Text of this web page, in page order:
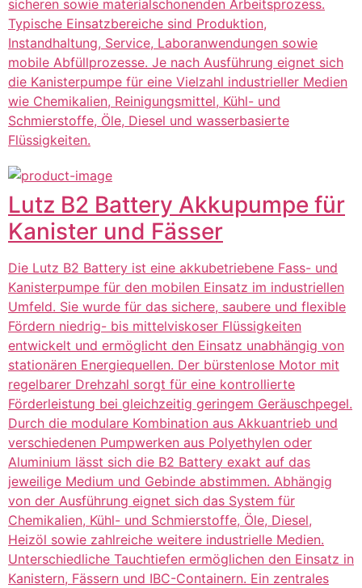
sicheren sowie materialschonenden Arbeitsprozess.
Typische Einsatzbereiche sind Produktion,
Instandhaltung, Service, Laboranwendungen sowie
mobile Abfüllprozesse. Je nach Ausführung eignet sich
die Kanisterpumpe für eine Vielzahl industrieller Medien
wie Chemikalien, Reinigungsmittel, Kühl- und
Schmierstoffe, Öle, Diesel und wasserbasierte
Flüssigkeiten.
Lutz B2 Battery Akkupumpe für
Kanister und Fässer
Die Lutz B2 Battery ist eine akkubetriebene Fass- und
Kanisterpumpe für den mobilen Einsatz im industriellen
Umfeld. Sie wurde für das sichere, saubere und flexible
Fördern niedrig- bis mittelviskoser Flüssigkeiten
entwickelt und ermöglicht den Einsatz unabhängig von
stationären Energiequellen. Der bürstenlose Motor mit
regelbarer Drehzahl sorgt für eine kontrollierte
Förderleistung bei gleichzeitig geringem Geräuschpegel.
Durch die modulare Kombination aus Akkuantrieb und
verschiedenen Pumpwerken aus Polyethylen oder
Aluminium lässt sich die B2 Battery exakt auf das
jeweilige Medium und Gebinde abstimmen. Abhängig
von der Ausführung eignet sich das System für
Chemikalien, Kühl- und Schmierstoffe, Öle, Diesel,
Heizöl sowie zahlreiche weitere industrielle Medien.
Unterschiedliche Tauchtiefen ermöglichen den Einsatz in
Kanistern, Fässern und IBC-Containern. Ein zentrales